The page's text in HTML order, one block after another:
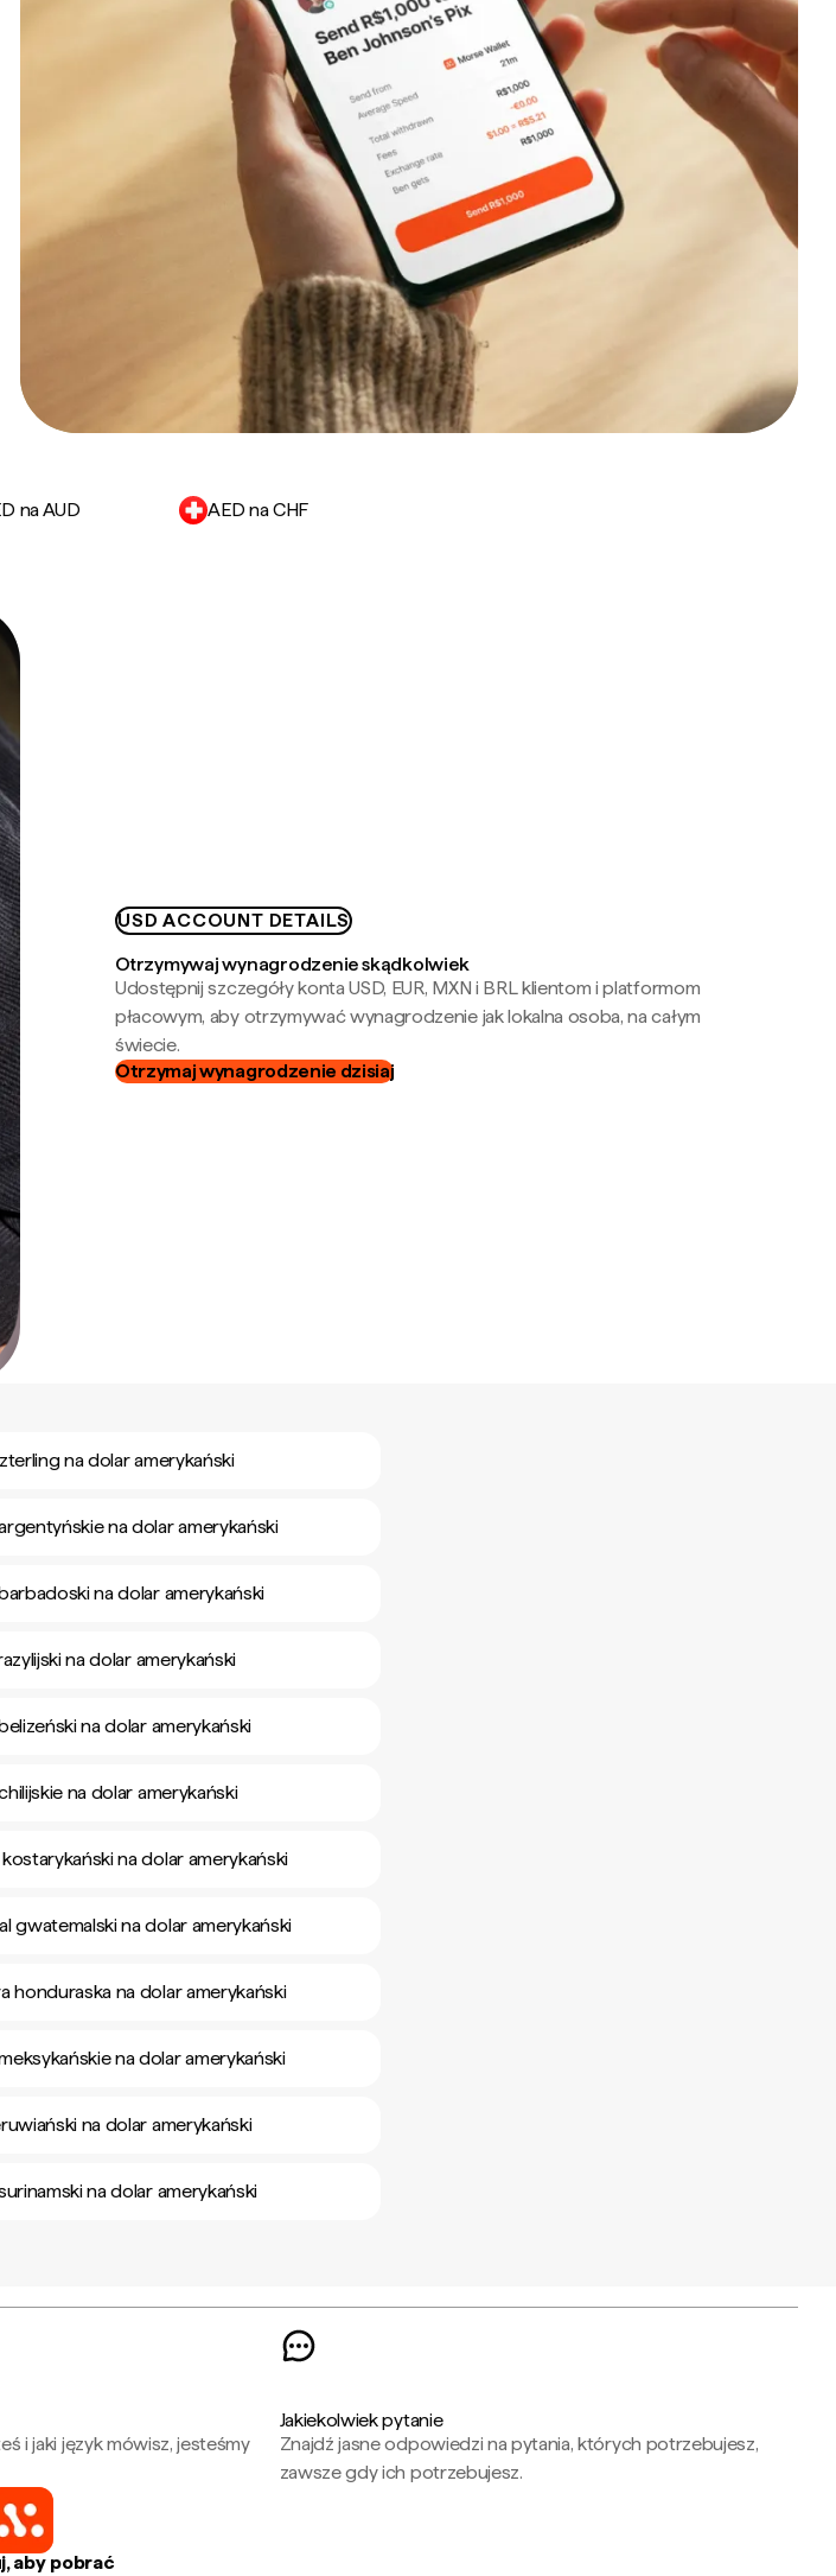
na AUD AED na CHF
USD ACCOUNT DETAILS
Otrzymywaj wynagrodzenie skądkolwiek
Udostępnij szczegóły konta USD, EUR, MXN i BRL klientom i platformom
płacowym, aby otrzymywać wynagrodzenie jak lokalna osoba, na całym
świecie.
Otrzymaj wynagrodzenie dzisiaj
na dolar amerykański
na dolar amerykański
na dolar amerykański
na dolar amerykański
na dolar amerykański
na dolar amerykański
na dolar amerykański
gwatemalski na dolar amerykański
honduraska na dolar amerykański
na dolar amerykański
na dolar amerykański
na dolar amerykański
i jaki język mówisz, jesteśmy
Jakiekolwiek pytanie
Znajdź jasne odpowiedzi na pytania, których potrzebujesz,
zawsze gdy ich potrzebujesz.
aby pobrać